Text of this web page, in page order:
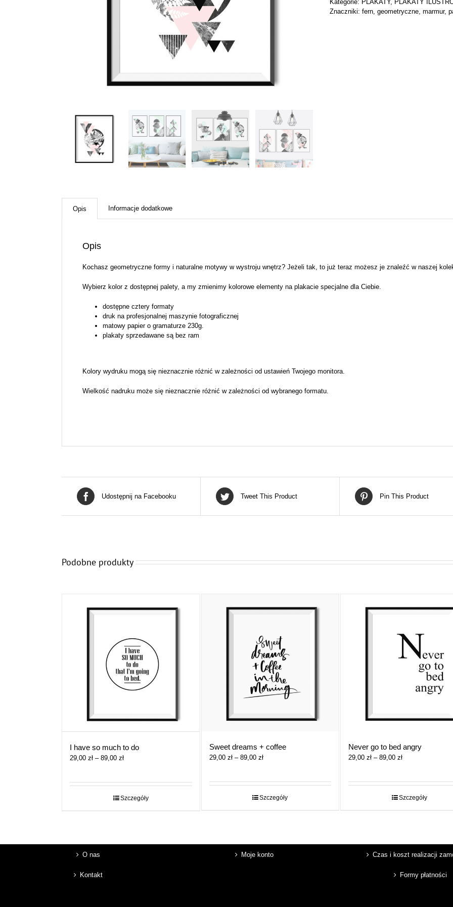
Kategorie: PLAKATY, PLAKATY
Znaczniki: fern, geometryczne, marmur,
Opis Informacje dodatkowe
Opis
Kochasz geometryczne formy i naturalne motywy w wystroju wnętrz? Jeżeli tak, to już teraz możesz je znaleźć w naszej
Wybierz kolor z dostępnej palety, a my zmienimy kolorowe elementy na plakacie specjalne dla Ciebie.
dostępne cztery formaty
druk na profesjonalnej maszynie fotograficznej
matowy papier o gramaturze 230g.
plakaty sprzedawane są bez ram
Kolory wydruku mogą się nieznacznie różnić w zależności od ustawień Twojego monitora.
Wielkość nadruku może się nieznacznie różnić w zależności od wybranego formatu.
Udostępnij na Facebooku Tweet This Product Pin This Product
Podobne produkty
I have so much to do
29,00 zł – 89,00 złZakres
29,00 zł
do
Szczegóły
Sweet dreams + coffee
29,00 zł – 89,00 złZakres
29,00 zł
do
Szczegóły
Never go to bed angry
29,00 zł – 89,00 złZakres
29,00 zł
do
Szczegóły
O nas
Kontakt
Moje konto Czas i koszt realizacji
Formy płatności